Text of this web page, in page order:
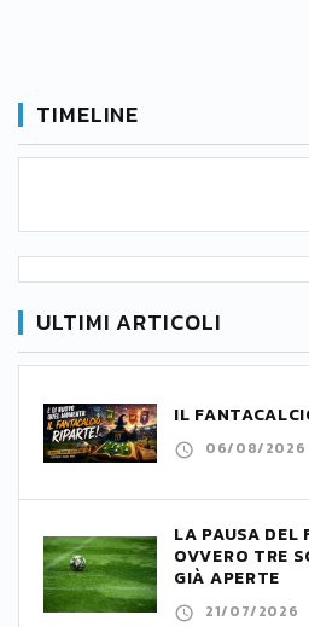
TIMELINE
ULTIMI ARTICOLI
IL
06/08/2026
LA PAUSA DEL
OVVERO TRE
GIÀ APERTE
21/07/2026